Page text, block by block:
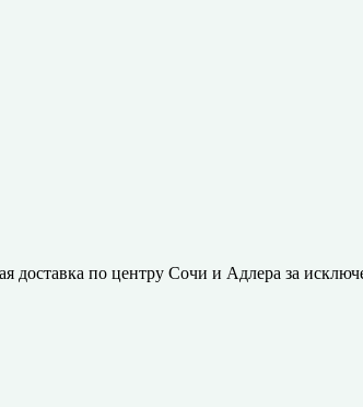
доставка по центру Сочи и Адлера за